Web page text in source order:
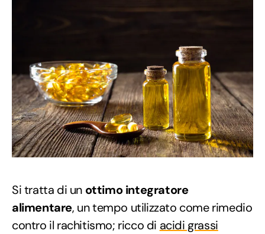
Si tratta di un ottimo integratore
alimentare, un tempo utilizzato come rimedio
contro il rachitismo; ricco di acidi grassi